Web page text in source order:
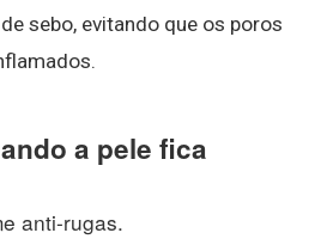
sebo, evitando que os poros
a pele fica
anti-rugas.